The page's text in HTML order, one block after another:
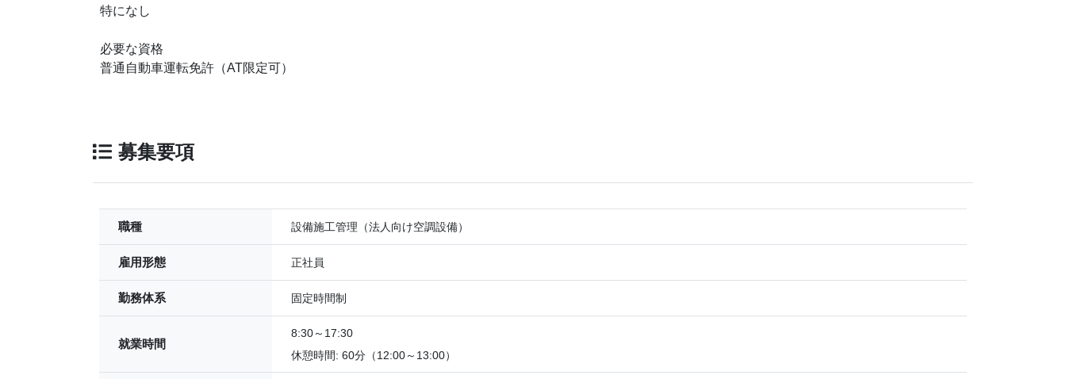
特になし
必要な資格
普通自動車運転免許（AT限定可）
募集要項
職種 設備施工管理（法人向け空調設備）
雇用形態 正社員
勤務体系 固定時間制
就業時間
8:30～17:30
休憩時間: 60分（12:00～13:00）